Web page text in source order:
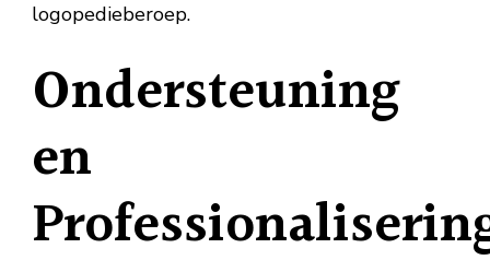
logopedieberoep.
Ondersteuning
en